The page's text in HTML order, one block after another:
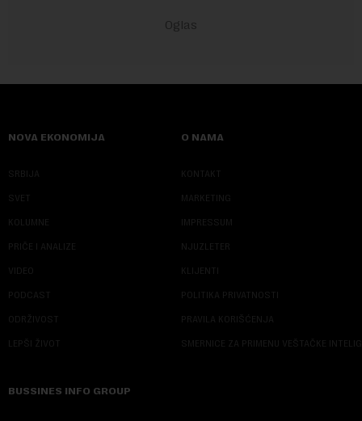
NOVA EKONOMIJA
SRBIJA
SVET
KOLUMNE
PRIČE I ANALIZE
VIDEO
PODCAST
ODRŽIVOST
LEPŠI ŽIVOT
O NAMA
KONTAKT
MARKETING
IMPRESSUM
NJUZLETER
KLIJENTI
POLITIKA PRIVATNOSTI
PRAVILA KORIŠĆENJA
SMERNICE ZA PRIMENU VEŠTAČKE
BUSSINES INFO GROUP